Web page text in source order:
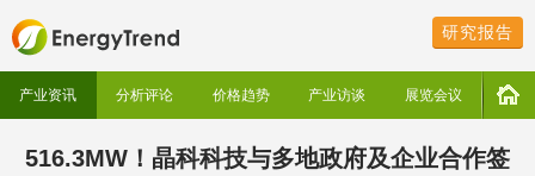
研究报告
产业资讯 分析评论 价格趋势 产业访谈 展览会议
516.3MW！晶科科技与多地政府及企业合作签